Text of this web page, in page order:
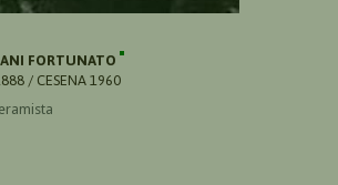
FORTUNATO
/ CESENA 1960